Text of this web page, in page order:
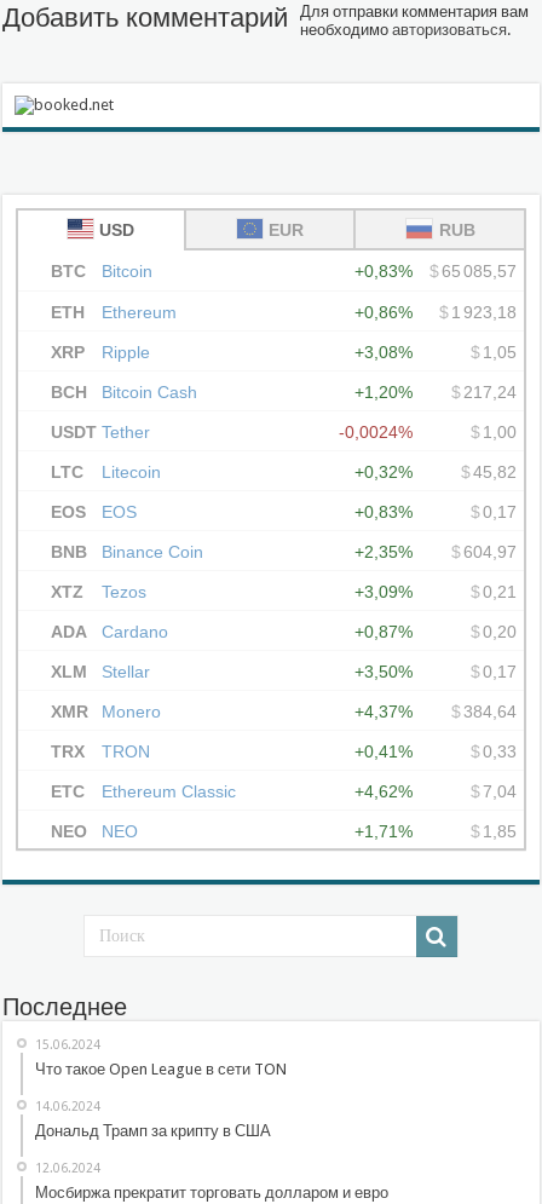
Добавить комментарий
Для отправки комментария вам
необходимоавторизоваться.
Последнее
15.06.2024
Что такое Open League в сети TON
14.06.2024
Дональд Трамп за крипту в США
12.06.2024
Мосбиржа прекратит торговать долларом и евро